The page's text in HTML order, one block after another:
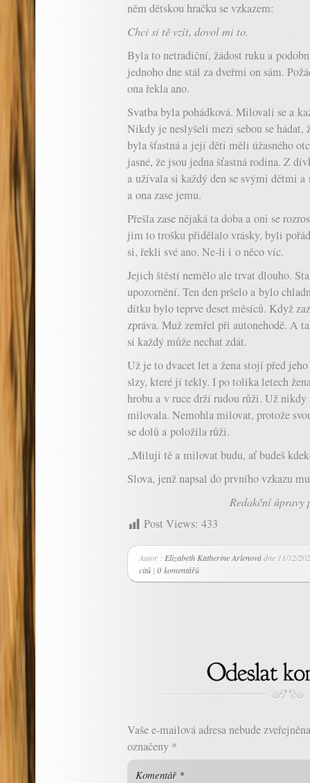
něm dětskou hračku se vzkazem:
Chci si tě vzít, dovol mi to.
Byla to netradiční, žádost ruku a
jednoho dne stál za dveřmi on sám.
ona řekla ano.
Svatba byla pohádková. Milovali se a
Nikdy je neslyšeli mezi sebou se hádat,
byla šťastná a její děti měli úžasného
jasné, že jsou jedna šťastná rodina. Z
a užívala si každý den se svými dětmi
a ona zase jemu.
Přešla zase nějaká ta doba a oni se
jim to trošku přidělalo vrásky, byli
si, řekli své ano. Ne-li i o něco víc.
Jejich štěstí nemělo ale trvat dlouho.
upozornění. Ten den pršelo a bylo
dítku bylo teprve deset měsíců. Když
zpráva. Muž zemřel při autonehodě. A
si každý může nechat zdát.
Už je to dvacet let a žena stojí před
slzy, které jí tekly. I po tolika letech
hrobu a v ruce drží rudou růži. Už
milovala. Nemohla milovat, protože
se dolů a položila růži.
„Miluji tě a milovat budu, ať budeš
Slova, jenž napsal do prvního vzkazu
Redakční úpravy
Post Views: 433
Autor : Elizabeth Katherine Arlenovádne 11/12/
citů | 0 komentářů
Vaše e-mailová adresa nebude
označeny *